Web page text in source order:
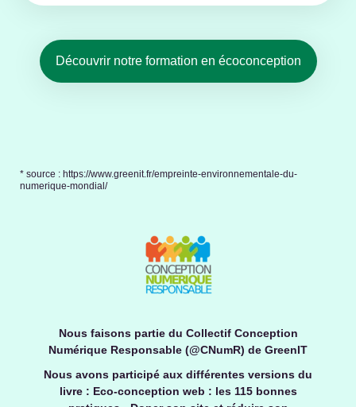
Découvrir notre formation en écoconception
* source : https://www.greenit.fr/empreinte-environnementale-du-
numerique-mondial/
Nous faisons partie du Collectif Conception
Numérique Responsable (@CNumR) de GreenIT
Nous avons participé aux différentes versions du
livre : Eco-conception web : les 115 bonnes